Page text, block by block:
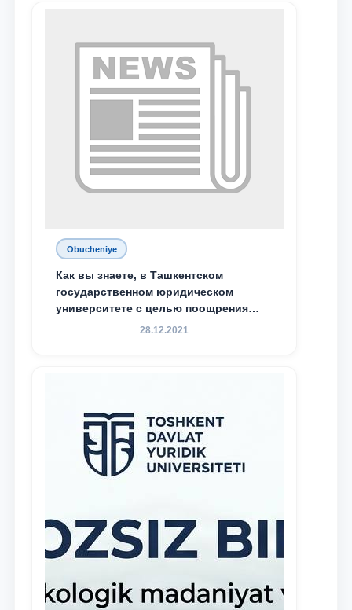
специальной стипендии имени
Хадичи Сулеймановой.
Obucheniye
Как вы знаете, в Ташкентском
государственном юридическом
университете с целью поощрения
талантливых, активных и
28.12.2021